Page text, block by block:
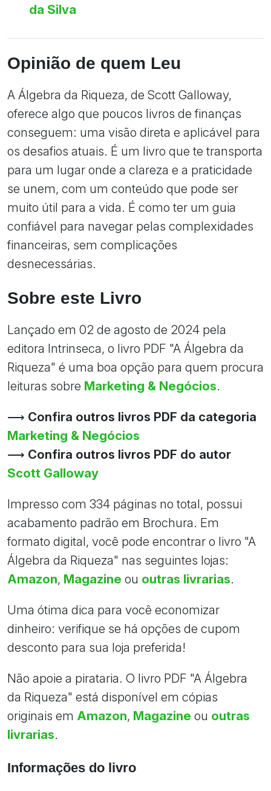
da Silva
Opinião de quem Leu
A Álgebra da Riqueza, de Scott Galloway,
oferece algo que poucos livros de finanças
conseguem: uma visão direta e aplicável para
os desafios atuais. É um livro que te transporta
para um lugar onde a clareza e a praticidade
se unem, com um conteúdo que pode ser
muito útil para a vida. É como ter um guia
confiável para navegar pelas complexidades
financeiras, sem complicações
desnecessárias.
Sobre este Livro
Lançado em 02 de agosto de 2024 pela
editora Intrinseca, o livro PDF "A Álgebra da
Riqueza" é uma boa opção para quem procura
leituras sobre Marketing & Negócios.
⟶ Confira outros livros PDF da categoria
Marketing & Negócios
⟶ Confira outros livros PDF do autor
Scott Galloway
Impresso com 334 páginas no total, possui
acabamento padrão em Brochura. Em
formato digital, você pode encontrar o livro "A
Álgebra da Riqueza" nas seguintes lojas:
Amazon, Magazine ou outras livrarias.
Uma ótima dica para você economizar
dinheiro: verifique se há opções de cupom
desconto para sua loja preferida!
Não apoie a pirataria. O livro PDF "A Álgebra
da Riqueza" está disponível em cópias
originais em Amazon, Magazine ou outras
livrarias.
Informações do livro